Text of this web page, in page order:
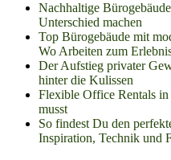
Nachhaltige
Unterschied machen
Top Bürogebäude mit
Wo Arbeiten zum
Der Aufstieg privater
hinter die Kulissen
Flexible Office Rentals
musst
So findest Du den
Inspiration, Technik und